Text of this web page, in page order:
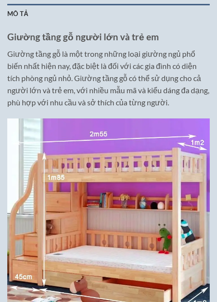
MÔ TẢ
Giường tầng gỗ người lớn và trẻ em
Giường tầng gỗ là một trong những loại giường ngủ phổ
biến nhất hiện nay, đặc biệt là đối với các gia đình có diện
tích phòng ngủ nhỏ. Giường tầng gỗ có thể sử dụng cho cả
người lớn và trẻ em, với nhiều mẫu mã và kiểu dáng đa dạng,
phù hợp với nhu cầu và sở thích của từng người.